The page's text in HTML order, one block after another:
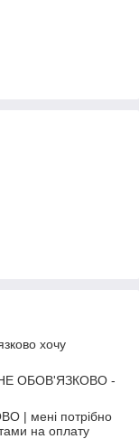
хочу
НЕ ОБОВ'ЯЗКОВО -
| мені потрібно
на оплату